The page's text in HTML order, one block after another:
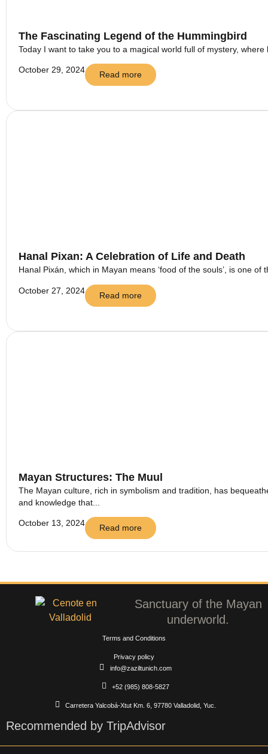
The Fascinating Legend of the Hummingbird
Today I want to take you to a magical world full of mystery,
October 29, 2024 Read more
Hanal Pixan: A Celebration of Life and Death
Hanal Pixán, which in Mayan means ‘food of the souls’, is one
October 27, 2024 Read more
Mayan Structures: The Muul
The Mayan culture, rich in symbolism and tradition, has
and knowledge that...
October 13, 2024 Read more
Sanctuary of the Mayan
underworld.
info@zaziltunich.com
+52 (985) 808-5827
Carretera Yalcobá-Xtut Km. 6, 97780 Valladolid, Yuc.
Terms and Conditions
Privacy policy
Recommended by TripAdvisor